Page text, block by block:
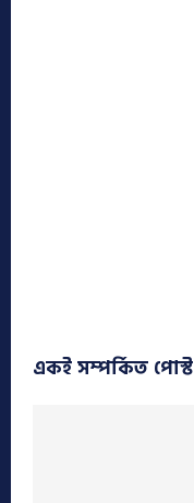
একই সম্পর্কিত পোস্ট